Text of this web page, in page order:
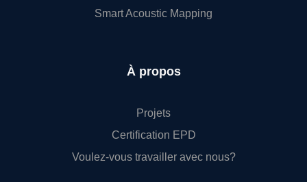
Smart Acoustic Mapping
À propos
Projets
Certification EPD
Voulez-vous travailler avec nous?